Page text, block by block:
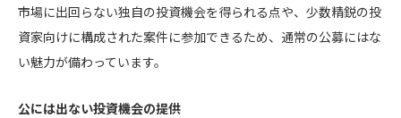
市場に出回らない独自の投資機会を得られる点や、少数精鋭の投
資家向けに構成された案件に参加できるため、通常の公募にはな
い魅力が備わっています。
公には出ない投資機会の提供